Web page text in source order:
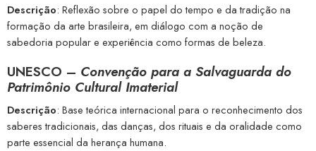
Descrição: Reflexão sobre o papel do tempo e da tradição na
formação da arte brasileira, em diálogo com a noção de
sabedoria popular e experiência como formas de beleza.
UNESCO – Convenção para a Salvaguarda do
Patrimônio Cultural Imaterial
Descrição: Base teórica internacional para o reconhecimento dos
saberes tradicionais, das danças, dos rituais e da oralidade como
parte essencial da herança humana.